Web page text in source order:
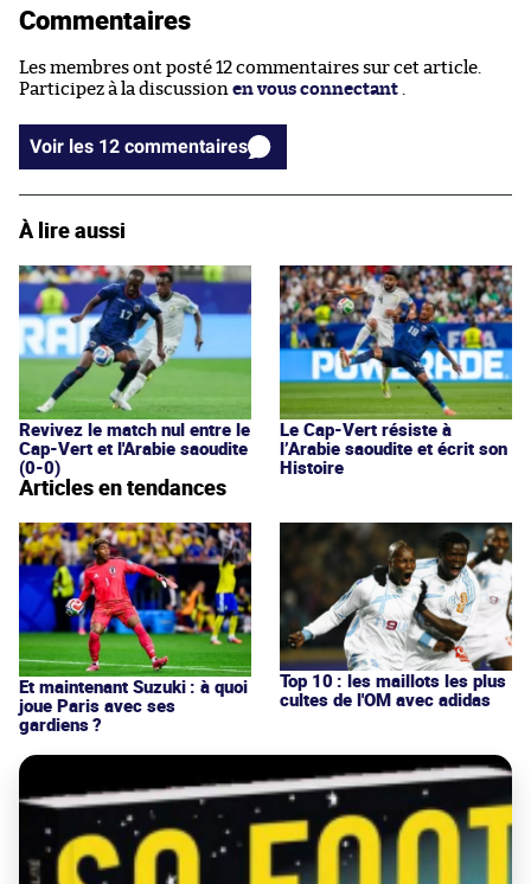
Commentaires
Les membres ont posté 12 commentaires sur cet article.
Participez à la discussion en vous connectant .
Voir les 12 commentaires
À lire aussi
Revivez le match nul entre le
Cap-Vert et l'Arabie saoudite
(0-0)
Le Cap-Vert résiste à
l’Arabie saoudite et écrit son
Histoire
Articles en tendances
Et maintenant Suzuki : à quoi
joue Paris avec ses
gardiens ?
Top 10 : les maillots les plus
cultes de l'OM avec adidas